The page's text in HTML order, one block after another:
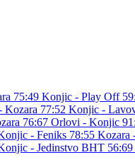
75:49 Konjic - Play Off
77:52 Konjic -
76:67 Orlovi - Konjic
- Feniks 78:55 Kozara
- Jedinstvo BHT 56:69